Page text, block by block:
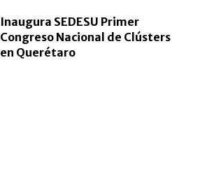
Inaugura SEDESU Primer
Congreso Nacional de Clústers
en Querétaro